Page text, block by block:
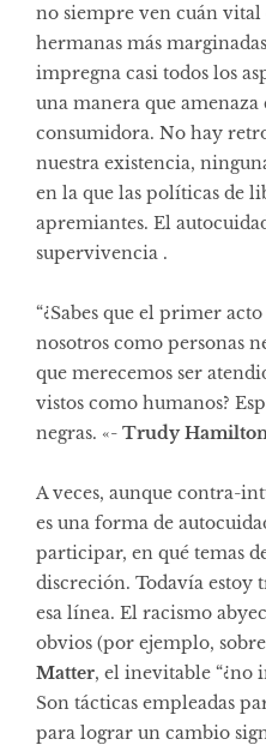
no siempre ven cuán vital
hermanas más
impregna casi todos los
una manera que
consumidora. No hay
nuestra existencia,
en la que las políticas de
apremiantes. El
supervivencia .
“¿Sabes que el primer
nosotros como personas
que merecemos ser
vistos como humanos?
negras. «- Trudy Hamilton
A veces, aunque contra-
es una forma de
participar, en qué temas
discreción. Todavía estoy
esa línea. El racismo
obvios (por ejemplo,
Matter, el inevitable “¿no
Son tácticas empleadas
para lograr un cambio